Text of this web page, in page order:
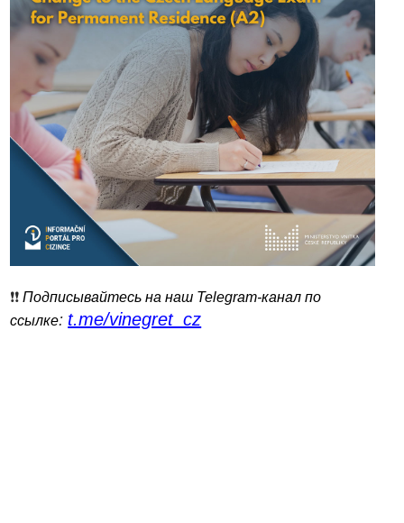
❗️❗️Подписывайтесь на наш Telegram-канал по
ссылке: t.me/vinegret_cz